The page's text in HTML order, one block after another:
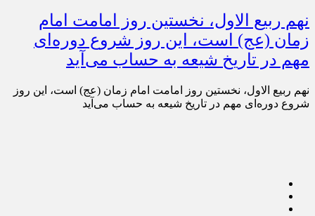
نهم ربیع الاول، نخستین روز امامت امام
زمان (عج) است، این روز شروع دوره‌ای
مهم در تاریخ شیعه به حساب می‌آید
نهم ربیع الاول، نخستین روز امامت امام زمان (عج) است، این روز
شروع دوره‌ای مهم در تاریخ شیعه به حساب می‌آید